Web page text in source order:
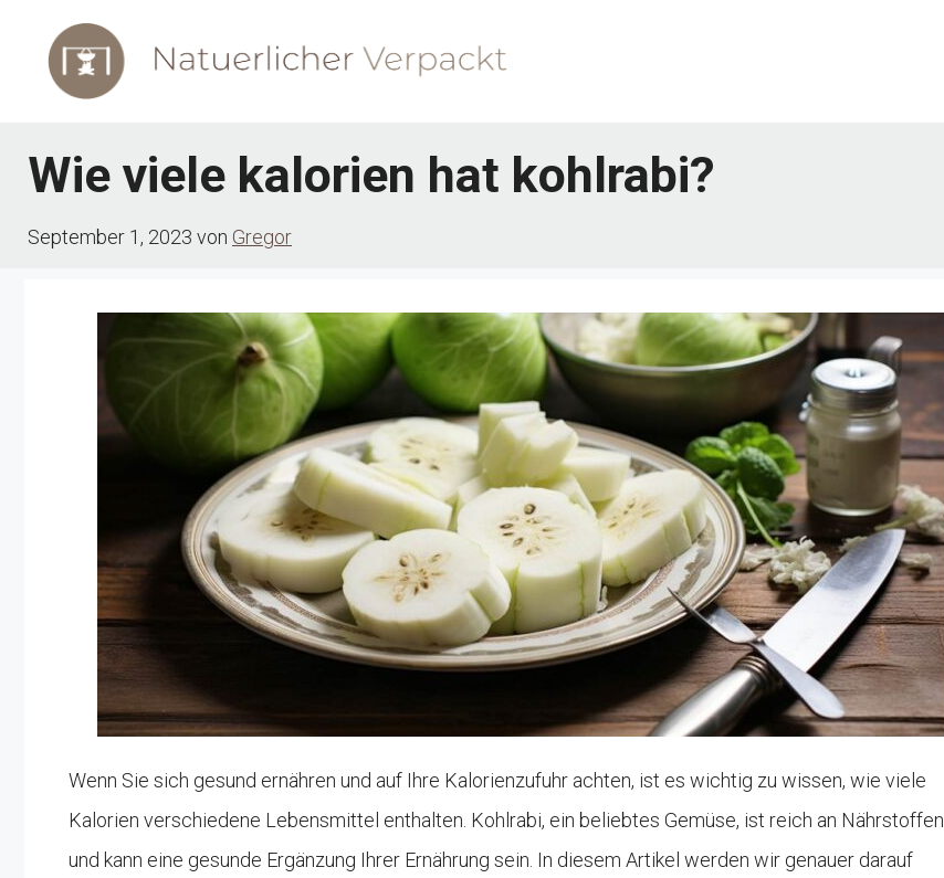
springen
Wie viele kalorien hat kohlrabi?
September 1, 2023 von Gregor
Wenn Sie sich gesund ernähren und auf Ihre Kalorienzufuhr achten, ist es wichtig zu wissen, wie viele
Kalorien verschiedene Lebensmittel enthalten. Kohlrabi, ein beliebtes Gemüse, ist reich an Nährstoffen
und kann eine gesunde Ergänzung Ihrer Ernährung sein. In diesem Artikel werden wir genauer darauf